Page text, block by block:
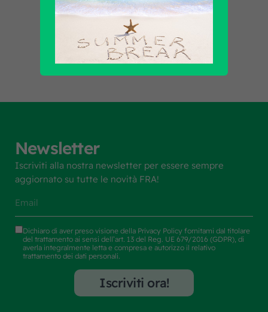
Scopri tutti i prodotti
Newsletter
Iscriviti alla nostra newsletter per essere sempre
aggiornato su tutte le novità FRA!
Dichiaro di aver preso visione della Privacy Policy fornitami dal titolare
del trattamento ai sensi dell’art. 13 del Reg. UE 679/2016 (GDPR), di
averla integralmente letta e compresa e autorizzo il relativo
trattamento dei dati personali.
Iscriviti ora!